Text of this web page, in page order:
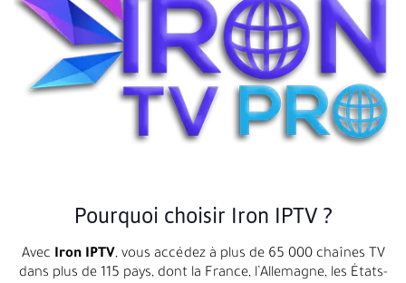
Pourquoi choisir Iron IPTV ?
Avec Iron IPTV, vous accédez à plus de 65 000 chaînes TV
dans plus de 115 pays, dont la France, l’Allemagne, les États-